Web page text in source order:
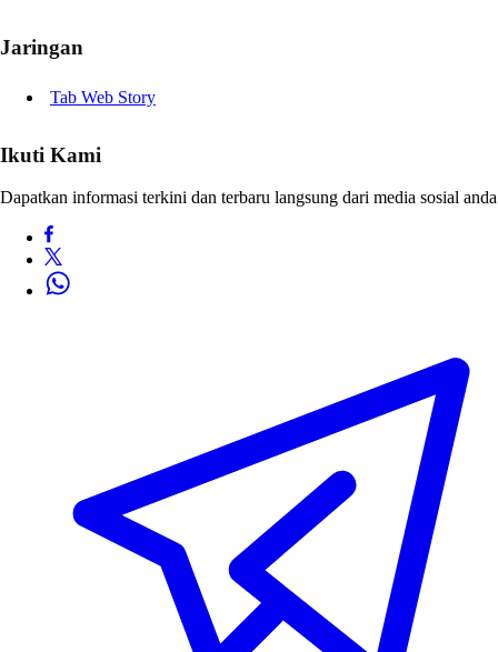
Jaringan
Tab Web Story
Ikuti Kami
Dapatkan informasi terkini dan terbaru langsung dari media sosial anda